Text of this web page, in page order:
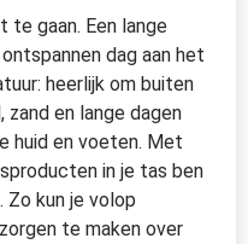
te gaan. Een lange
dag aan het
heerlijk om buiten
zand en lange dagen
huid en voeten. Met
in je tas ben
kun je volop
te maken over